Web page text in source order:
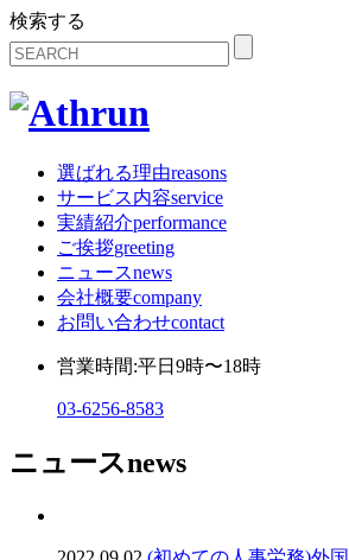
検索する
選ばれる理由reasons
サービス内容service
実績紹介performance
ご挨拶greeting
ニュースnews
会社概要company
お問い合わせcontact
営業時間:平日9時〜18時
03-6256-8583
ニュースnews